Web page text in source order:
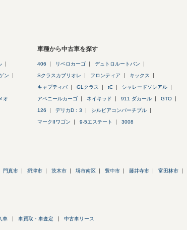
ン
オ
車種から中古車を探す
406 リベロカーゴ デュトロルートバン
Sクラスカブリオレ フロンティア キックス
キャプティバ GLクラス tC シャレードソシアル
アベニールカーゴ ネイキッド 911 ダカール GTO
126 デリカD：3 シルビアコンバーチブル
マークIIワゴン 9-5エステート 3008
門真市 摂津市 茨木市 堺市南区 豊中市 藤井寺市 富田林市
車 車買取・車査定 中古車リース